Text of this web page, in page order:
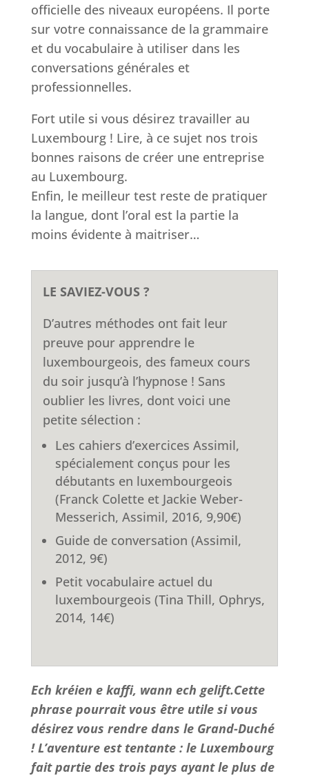
officielle des niveaux européens. Il porte
sur votre connaissance de la grammaire
et du vocabulaire à utiliser dans les
conversations générales et
professionnelles.
Fort utile si vous désirez travailler au
Luxembourg ! Lire, à ce sujet nos trois
bonnes raisons de créer une entreprise
au Luxembourg.
Enfin, le meilleur test reste de pratiquer
la langue, dont l’oral est la partie la
moins évidente à maitriser…
LE SAVIEZ-VOUS ?
D’autres méthodes ont fait leur
preuve pour apprendre le
luxembourgeois, des fameux cours
du soir jusqu’à l’hypnose ! Sans
oublier les livres, dont voici une
petite sélection :
Les cahiers d’exercices Assimil,
spécialement conçus pour les
débutants en luxembourgeois
(Franck Colette et Jackie Weber-
Messerich, Assimil, 2016, 9,90€)
Guide de conversation (Assimil,
2012, 9€)
Petit vocabulaire actuel du
luxembourgeois (Tina Thill, Ophrys,
2014, 14€)
Ech kréien e kaffi, wann ech gelift.Cette
phrase pourrait vous être utile si vous
désirez vous rendre dans le Grand-Duché
! L’aventure est tentante : le Luxembourg
fait partie des trois pays ayant le plus de